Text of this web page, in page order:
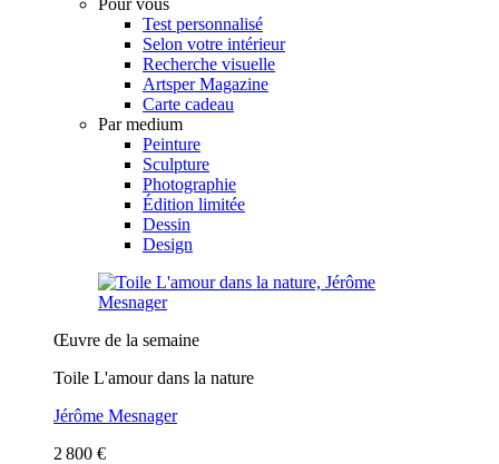
Test personnalisé
Selon votre intérieur
Recherche visuelle
Artsper Magazine
Carte cadeau
Par medium
Peinture
Sculpture
Photographie
Édition limitée
Dessin
Design
Œuvre de la semaine
Toile L'amour dans la nature
Jérôme Mesnager
2 800 €